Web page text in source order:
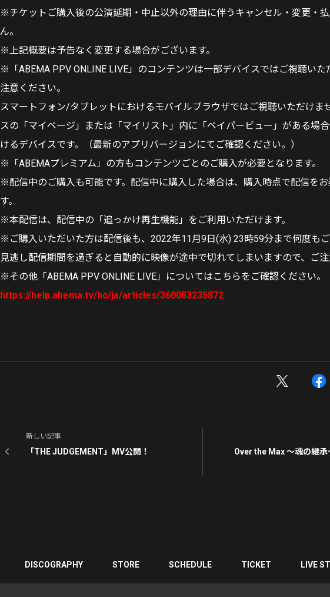
※チケットご購入後の公演延期・中止以外の理由に伴うキャンセル・変更・
ん。
※上記概要は予告なく変更する場合がございます。
※「ABEMA PPV ONLINE LIVE」のコンテンツは一部デバイスではご視聴いた
注意ください。
スマートフォン/タブレットにおけるモバイルブラウザではご視聴いただけま
スの「マイページ」または「マイリスト」内に「ペイパービュー」がある場
けるデバイスです。（最新のアプリバージョンにてご確認ください。）
※「ABEMAプレミアム」の方もコンテンツごとのご購入が必要となります。
※配信中のご購入も可能です。配信中に購入した場合は、購入時点で配信を
す。
※本配信は、配信中の「追っかけ再生機能」をご利用いただけます。
※ご購入いただいた方は配信後も、2022年11月9日(水) 23時59分まで何度もご
見逃し配信期間を過ぎると自動的に映像が途中で切れてしまいますので、ご注
※その他「ABEMA PPV ONLINE LIVE」についてはこちらをご確認ください。
https://help.abema.tv/hc/ja/articles/360053235872
新しい記事
「THE JUDGEMENT」MV公開！ Over the Max 〜魂の継承
DISCOGRAPHY STORE SCHEDULE TICKET LIVE